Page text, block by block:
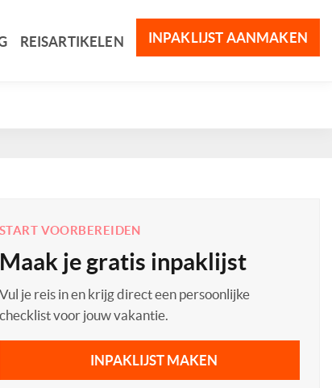
REISARTIKELEN INPAKLIJST AANMAKEN
START VOORBEREIDEN
Maak je gratis inpaklijst
Vul je reis in en krijg direct een persoonlijke
checklist voor jouw vakantie.
INPAKLIJST MAKEN